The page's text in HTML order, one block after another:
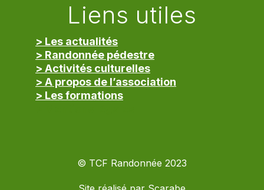
Liens utiles
> Les actualités
> Randonnée pédestre
> Activités culturelles
> A propos de l’association
> Les formations
© TCF Randonnée 2023